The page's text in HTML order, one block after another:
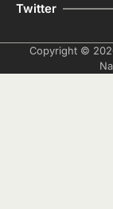
Twitter
Copyright ©